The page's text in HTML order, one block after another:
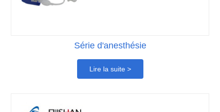
Série d'anesthésie
Lire la suite >